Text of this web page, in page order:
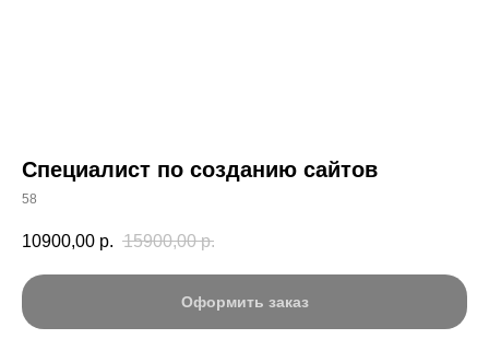
Специалист по созданию сайтов
58
10900,00 р. 15900,00 р.
Оформить заказ